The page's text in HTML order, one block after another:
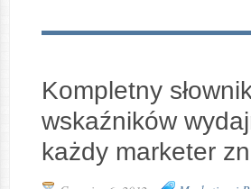
Kompletny
wskaźników
każdy marketer